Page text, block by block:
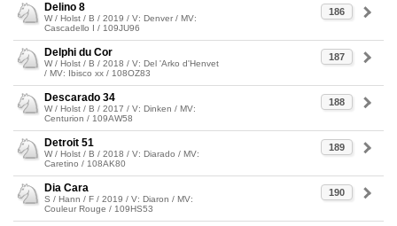
186
Delino 8
W / Holst / B / 2019 / V: Denver / MV:
Cascadello I / 109JU96
187
Delphi du Cor
W / Holst / B / 2018 / V: Del 'Arko d'Henvet
/ MV: Ibisco xx / 108OZ83
188
Descarado 34
W / Holst / B / 2017 / V: Dinken / MV:
Centurion / 109AW58
189
Detroit 51
W / Holst / B / 2018 / V: Diarado / MV:
Caretino / 108AK80
190
Dia Cara
S / Hann / F / 2019 / V: Diaron / MV:
Couleur Rouge / 109HS53